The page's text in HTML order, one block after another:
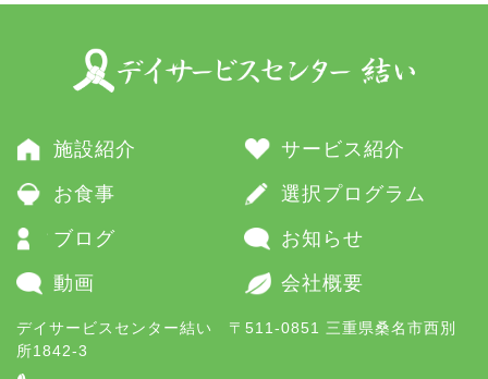
施設紹介 サービス紹介
お食事 選択プログラム
ブログ お知らせ
動画 会社概要
デイサービスセンター結い 〒511-0851 三重県桑名市西別
所1842-3